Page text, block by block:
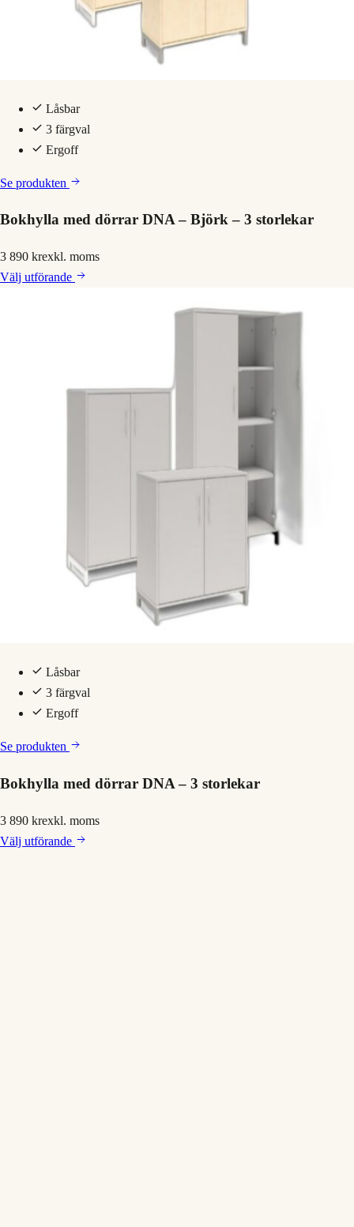
Låsbar
3 färgval
Ergoff
Se produkten
Bokhylla med dörrar DNA – Björk – 3 storlekar
3 890 krexkl. moms
Välj utförande
Låsbar
3 färgval
Ergoff
Se produkten
Bokhylla med dörrar DNA – 3 storlekar
3 890 krexkl. moms
Välj utförande